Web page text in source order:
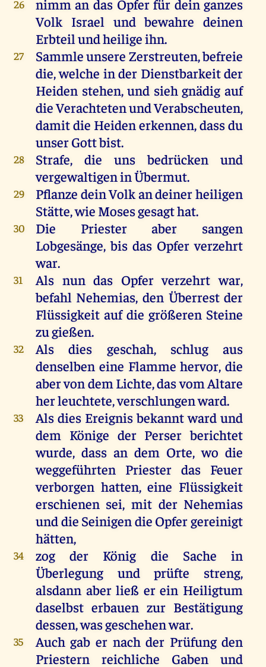
26
nimm an das Opfer für dein ganzes
Volk Israel und bewahre deinen
Erbteil und heilige ihn.
27
Sammle unsere Zerstreuten, befreie
die, welche in der Dienstbarkeit der
Heiden stehen, und sieh gnädig auf
die Verachteten und Verabscheuten,
damit die Heiden erkennen, dass du
unser Gott bist.
28
Strafe, die uns bedrücken und
vergewaltigen in Übermut.
29
Pflanze dein Volk an deiner heiligen
Stätte, wie Moses gesagt hat.
30
Die Priester aber sangen
Lobgesänge, bis das Opfer verzehrt
war.
31
Als nun das Opfer verzehrt war,
befahl Nehemias, den Überrest der
Flüssigkeit auf die größeren Steine
zu gießen.
32
Als dies geschah, schlug aus
denselben eine Flamme hervor, die
aber von dem Lichte, das vom Altare
her leuchtete, verschlungen ward.
33
Als dies Ereignis bekannt ward und
dem Könige der Perser berichtet
wurde, dass an dem Orte, wo die
weggeführten Priester das Feuer
verborgen hatten, eine Flüssigkeit
erschienen sei, mit der Nehemias
und die Seinigen die Opfer gereinigt
hätten,
34
zog der König die Sache in
Überlegung und prüfte streng,
alsdann aber ließ er ein Heiligtum
daselbst erbauen zur Bestätigung
dessen, was geschehen war.
35
Auch gab er nach der Prüfung den
Priestern reichliche Gaben und